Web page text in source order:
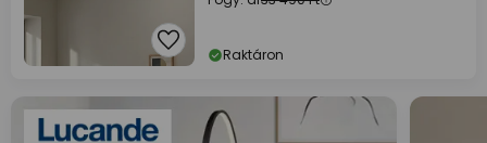
Raktáron